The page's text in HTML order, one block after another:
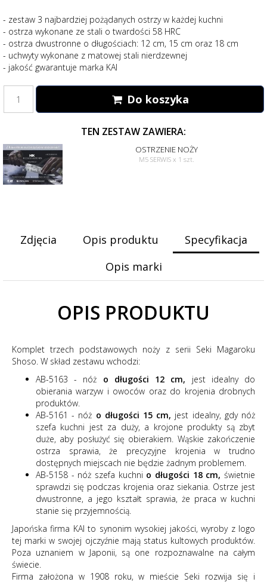
- zestaw 3 najbardziej pożądanych ostrzy w każdej kuchni
- ostrza wykonane ze stali o twardości 58 HRC
- ostrza dwustronne o długościach: 12 cm, 15 cm oraz 18 cm
- uchwyty wykonane z matowej stali nierdzewnej
- jakość gwarantuje marka KAI
Do koszyka
TEN ZESTAW ZAWIERA:
OSTRZENIE NOŻY
M5 SERWIS x 1 szt.
Zdjęcia Opis produktu
Specyfikacja
Opis marki
OPIS PRODUKTU
Komplet trzech podstawowych noży z serii Seki Magaroku
Shoso. W skład zestawu wchodzi:
AB-5163 - nóż o długości 12 cm, jest idealny do
obierania warzyw i owoców oraz do krojenia drobnych
produktów.
AB-5161 - nóż o długości 15 cm, jest idealny, gdy nóż
szefa kuchni jest za duży, a krojone produkty są zbyt
duże, aby posłużyć się obierakiem. Wąskie zakończenie
ostrza sprawia, że precyzyjne krojenia w trudno
dostępnych miejscach nie będzie żadnym problemem.
AB-5158 - nóż szefa kuchni o długości 18 cm, świetnie
sprawdzi się podczas krojenia oraz siekania. Ostrze jest
dwustronne, a jego kształt sprawia, że praca w kuchni
stanie się przyjemnością.
Japońska firma KAI to synonim wysokiej jakości, wyroby z logo
tej marki w swojej ojczyźnie mają status kultowych produktów.
Poza uznaniem w Japonii, są one rozpoznawalne na całym
świecie.
Firma założona w 1908 roku, w mieście Seki rozwija się i